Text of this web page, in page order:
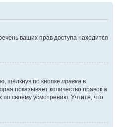
ваших прав доступа находится
щёлкнув по кнопке правка в
показывает количество правок а
своему усмотрению. Учтите, что